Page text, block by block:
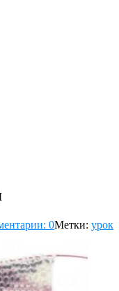
0Метки: урок